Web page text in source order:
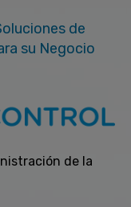
de
su Negocio
de la